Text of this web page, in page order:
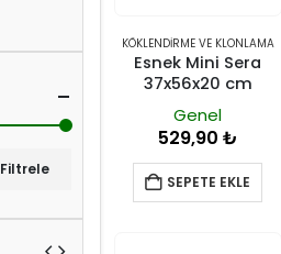
KÖKLENDIRME VE KLONLAMA
Esnek Mini Sera
37x56x20 cm
Genel
529,90₺
SEPETE EKLE
Filtrele